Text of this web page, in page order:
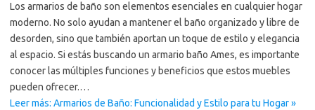
Los armarios de baño son elementos esenciales en cualquier hogar
moderno. No solo ayudan a mantener el baño organizado y libre de
desorden, sino que también aportan un toque de estilo y elegancia
al espacio. Si estás buscando un armario baño Ames, es importante
conocer las múltiples funciones y beneficios que estos muebles
pueden ofrecer.…
Leer más: Armarios de Baño: Funcionalidad y Estilo para tu Hogar »